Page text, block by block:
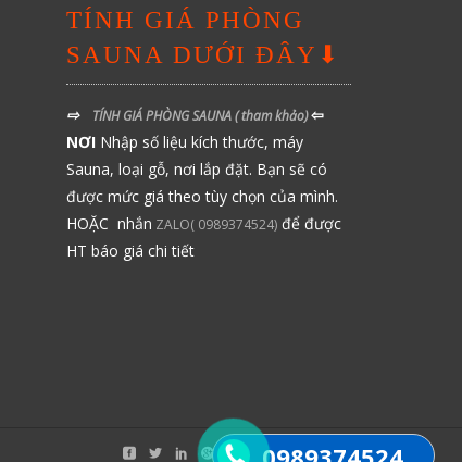
TÍNH GIÁ PHÒNG
SAUNA DƯỚI ĐÂY⬇
⇨ TÍNH GIÁ PHÒNG SAUNA( tham khảo)⇦
NƠI Nhập số liệu kích thước, máy
Sauna, loại gỗ, nơi lắp đặt. Bạn sẽ có
được mức giá theo tùy chọn của mình.
HOẶC nhắn ZALO( 0989374524)để được
HT báo giá chi tiết